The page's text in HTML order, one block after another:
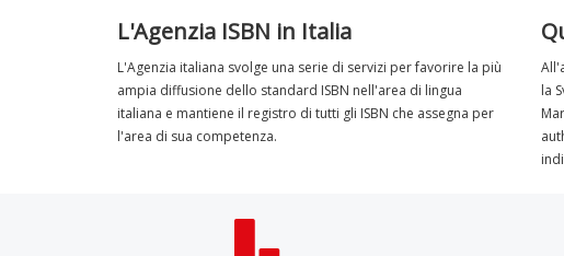
L'Agenzia ISBN in Italia
L'Agenzia italiana svolge una serie di servizi per favorire la più
ampia diffusione dello standard ISBN nell'area di lingua
italiana e mantiene il registro di tutti gli ISBN che assegna per
l'area di sua competenza.
la